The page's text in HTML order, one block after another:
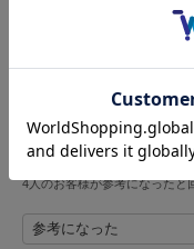
ミュシャ
NEW Balance
ワンピタイプはあまり持って
いいよ
4人のお客様が参考になったと
参考になった